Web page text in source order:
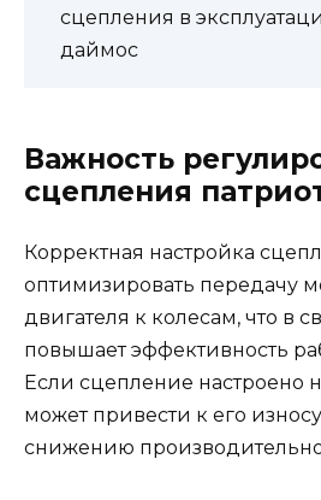
сцепления в
даймос
Важность
сцепления
Корректная настройка
оптимизировать передачу
двигателя к колесам, что в
повышает эффективность
Если сцепление настроено
может привести к его
снижению